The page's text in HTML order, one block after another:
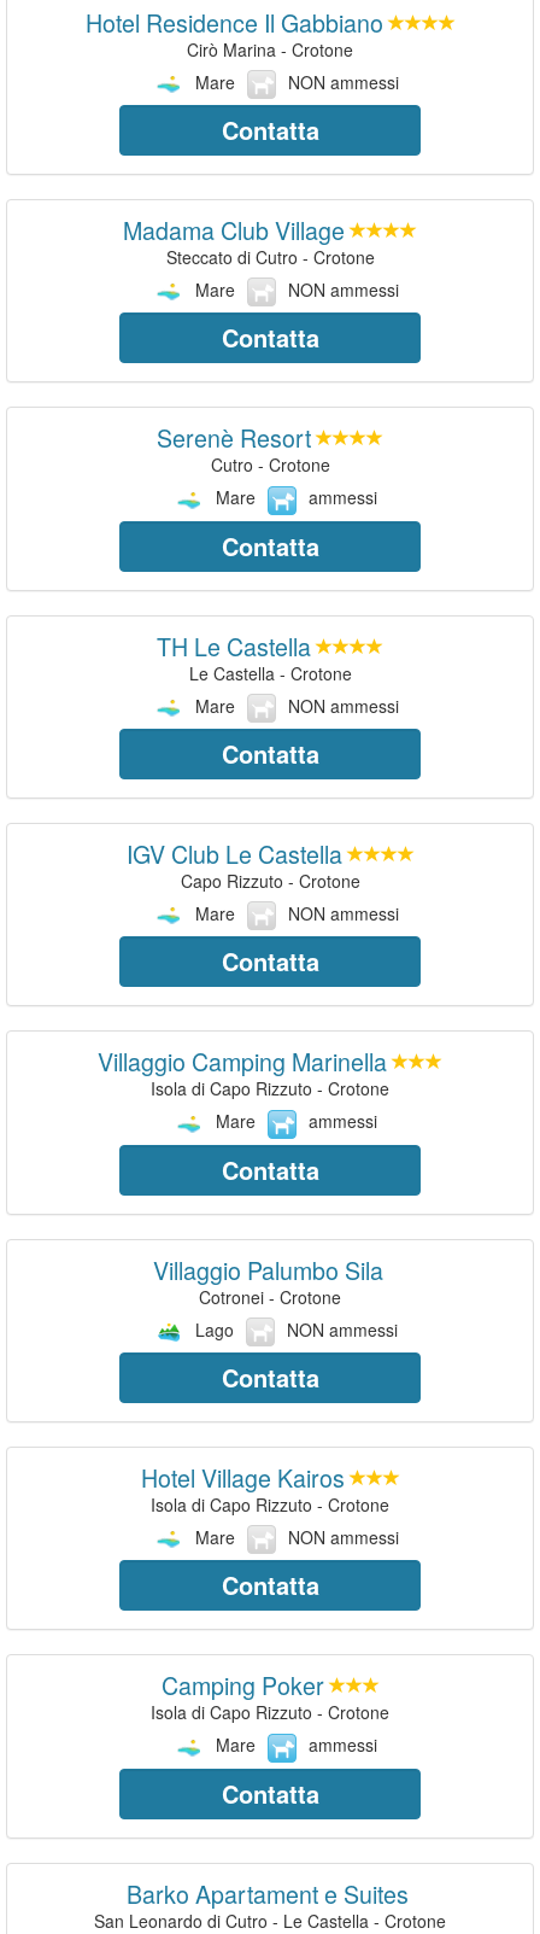
Hotel Residence Il Gabbiano
Cirò Marina - Crotone
Mare
NON ammessi
Contatta
Madama Club Village
Steccato di Cutro - Crotone
Mare
NON ammessi
Contatta
Serenè Resort
Cutro - Crotone
Mare
ammessi
Contatta
TH Le Castella
Le Castella - Crotone
Mare
NON ammessi
Contatta
IGV Club Le Castella
Capo Rizzuto - Crotone
Mare
NON ammessi
Contatta
Villaggio Camping Marinella
Isola di Capo Rizzuto - Crotone
Mare
ammessi
Contatta
Villaggio Palumbo Sila
Cotronei - Crotone
Lago
NON ammessi
Contatta
Hotel Village Kairos
Isola di Capo Rizzuto - Crotone
Mare
NON ammessi
Contatta
Camping Poker
Isola di Capo Rizzuto - Crotone
Mare
ammessi
Contatta
Barko Apartament e Suites
San Leonardo di Cutro - Le Castella - Crotone